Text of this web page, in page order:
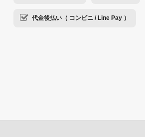
代金後払い（ コンビニ / Line Pay ）